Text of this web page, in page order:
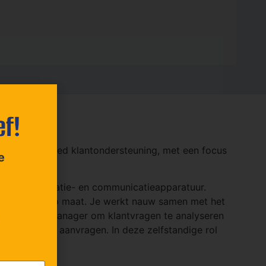
op en bied klantondersteuning, met een focus
van navigatie- en communicatieapparatuur.
op maat. Je werkt nauw samen met het
de salesmanager om klantvragen te analyseren
van aanvragen. In deze zelfstandige rol